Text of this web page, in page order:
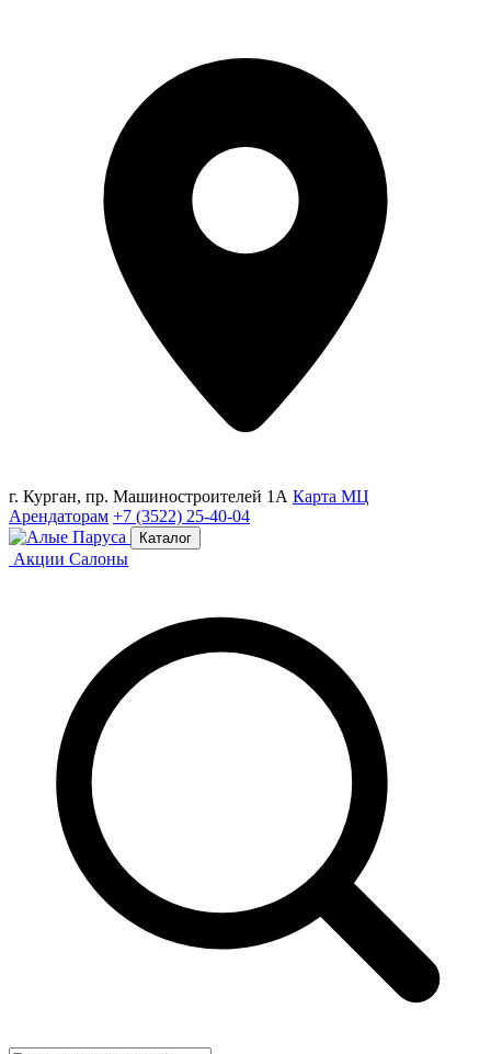
г. Курган, пр. Машиностроителей 1А Карта МЦ
Арендаторам +7 (3522) 25-40-04
Каталог
Акции Салоны